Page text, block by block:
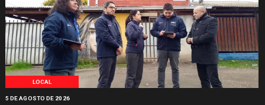
LOCAL
5 DE AGOSTO DE 2026